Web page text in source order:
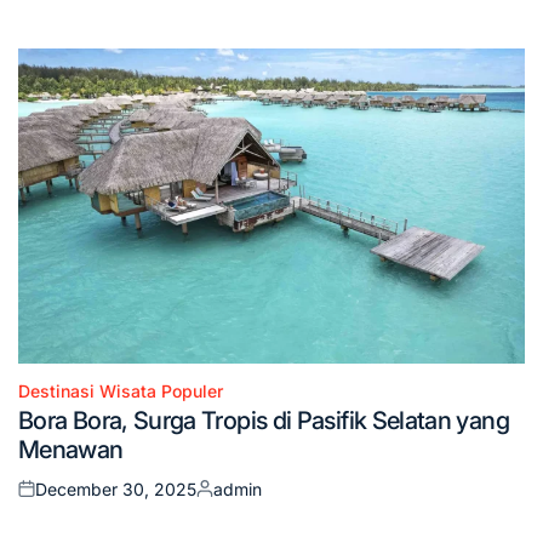
Posted
in
Destinasi Wisata Populer
Bora Bora, Surga Tropis di Pasifik Selatan yang
Menawan
Posted
December 30, 2025
Posted
admin